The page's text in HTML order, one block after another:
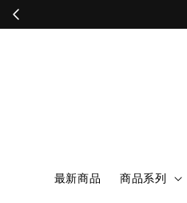
最新商品 商品系列